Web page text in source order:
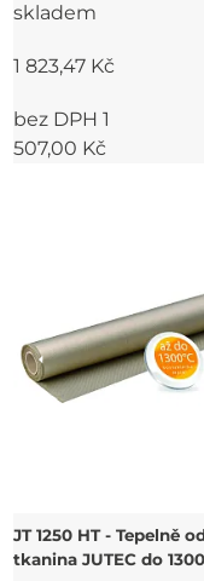
skladem
1 823,47 Kč
bez DPH 1
507,00 Kč
JT 1250 HT - Tepelně
tkanina JUTEC do